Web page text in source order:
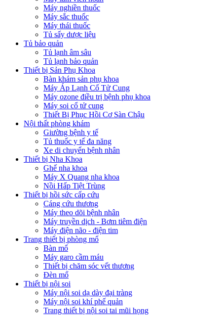
Máy nghiền thuốc
Máy sắc thuốc
Máy thái thuốc
Tủ sấy dược liệu
Tủ bảo quản
Tủ lạnh âm sâu
Tủ lạnh bảo quản
Thiết bị Sản Phụ Khoa
Bàn khám sản phụ khoa
Máy Áp Lạnh Cổ Tử Cung
Máy ozone điều trị bệnh phụ khoa
Máy soi cổ tử cung
Thiết Bị Phục Hồi Cơ Sàn Chậu
Nội thất phòng khám
Giường bệnh y tế
Tủ thuốc y tế đa năng
Xe di chuyển bệnh nhân
Thiết bị Nha Khoa
Ghế nha khoa
Máy X Quang nha khoa
Nồi Hấp Tiệt Trùng
Thiết bị hồi sức cấp cứu
Cáng cứu thương
Máy theo dõi bệnh nhân
Máy truyền dịch - Bơm tiêm điện
Máy điện não - điện tim
Trang thiết bị phòng mổ
Bàn mổ
Máy garo cầm máu
Thiết bị chăm sóc vết thương
Đèn mổ
Thiết bị nội soi
Máy nội soi dạ dày đại tràng
Máy nội soi khí phế quản
Trang thiết bị nội soi tai mũi họng